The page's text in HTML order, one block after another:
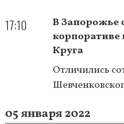
17:10
В Запорожье
корпоративе
Круга
Отличились
05 января 2022